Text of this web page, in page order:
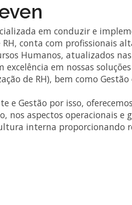
em conduzir e
RH, conta com profissionais
Humanos, atualizados
em nossas
de RH), bem como Gestão
e Gestão por isso,
nos aspectos operacionais e
interna proporcionando